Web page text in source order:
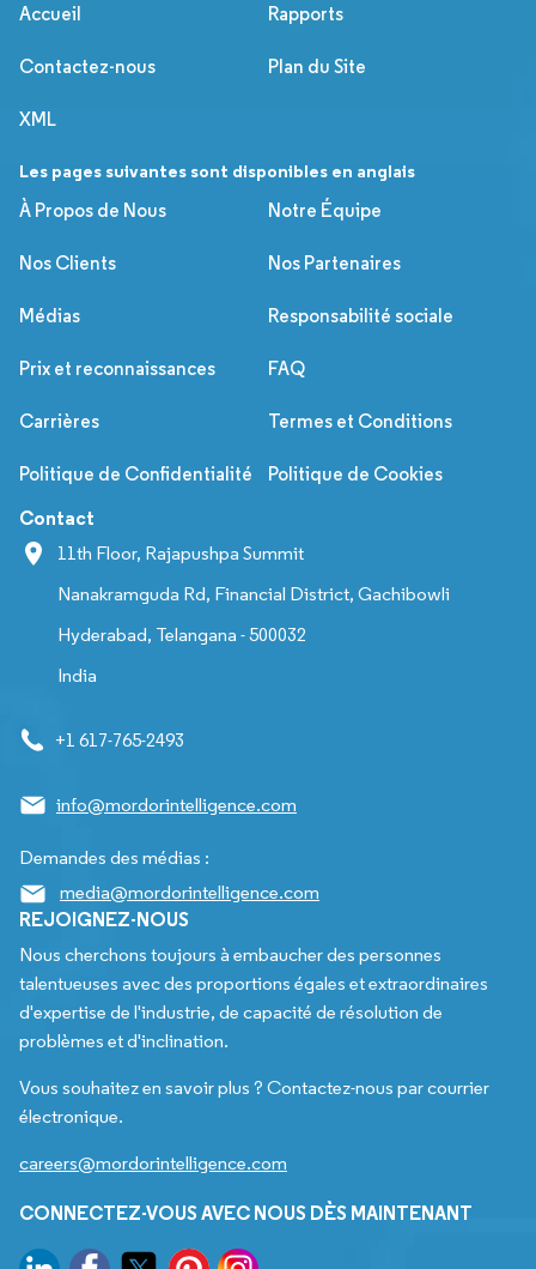
Accueil Rapports
Contactez-nous Plan du Site
XML
Les pages suivantes sont disponibles en anglais
À Propos de Nous
Notre Équipe
Nos Clients Nos Partenaires
Médias Responsabilité sociale
Prix et reconnaissances FAQ
Carrières Termes et Conditions
Politique de Confidentialité Politique de Cookies
Contact
11th Floor, Rajapushpa Summit
Nanakramguda Rd, Financial District, Gachibowli
Hyderabad, Telangana - 500032
India
+1 617-765-2493
info@mordorintelligence.com
Demandes des médias :
media@mordorintelligence.com
REJOIGNEZ-NOUS
Nous cherchons toujours à embaucher des personnes
talentueuses avec des proportions égales et extraordinaires
d'expertise de l'industrie, de capacité de résolution de
problèmes et d'inclination.
Vous souhaitez en savoir plus ? Contactez-nous par courrier
électronique.
careers@mordorintelligence.com
CONNECTEZ-VOUS AVEC NOUS DÈS MAINTENANT